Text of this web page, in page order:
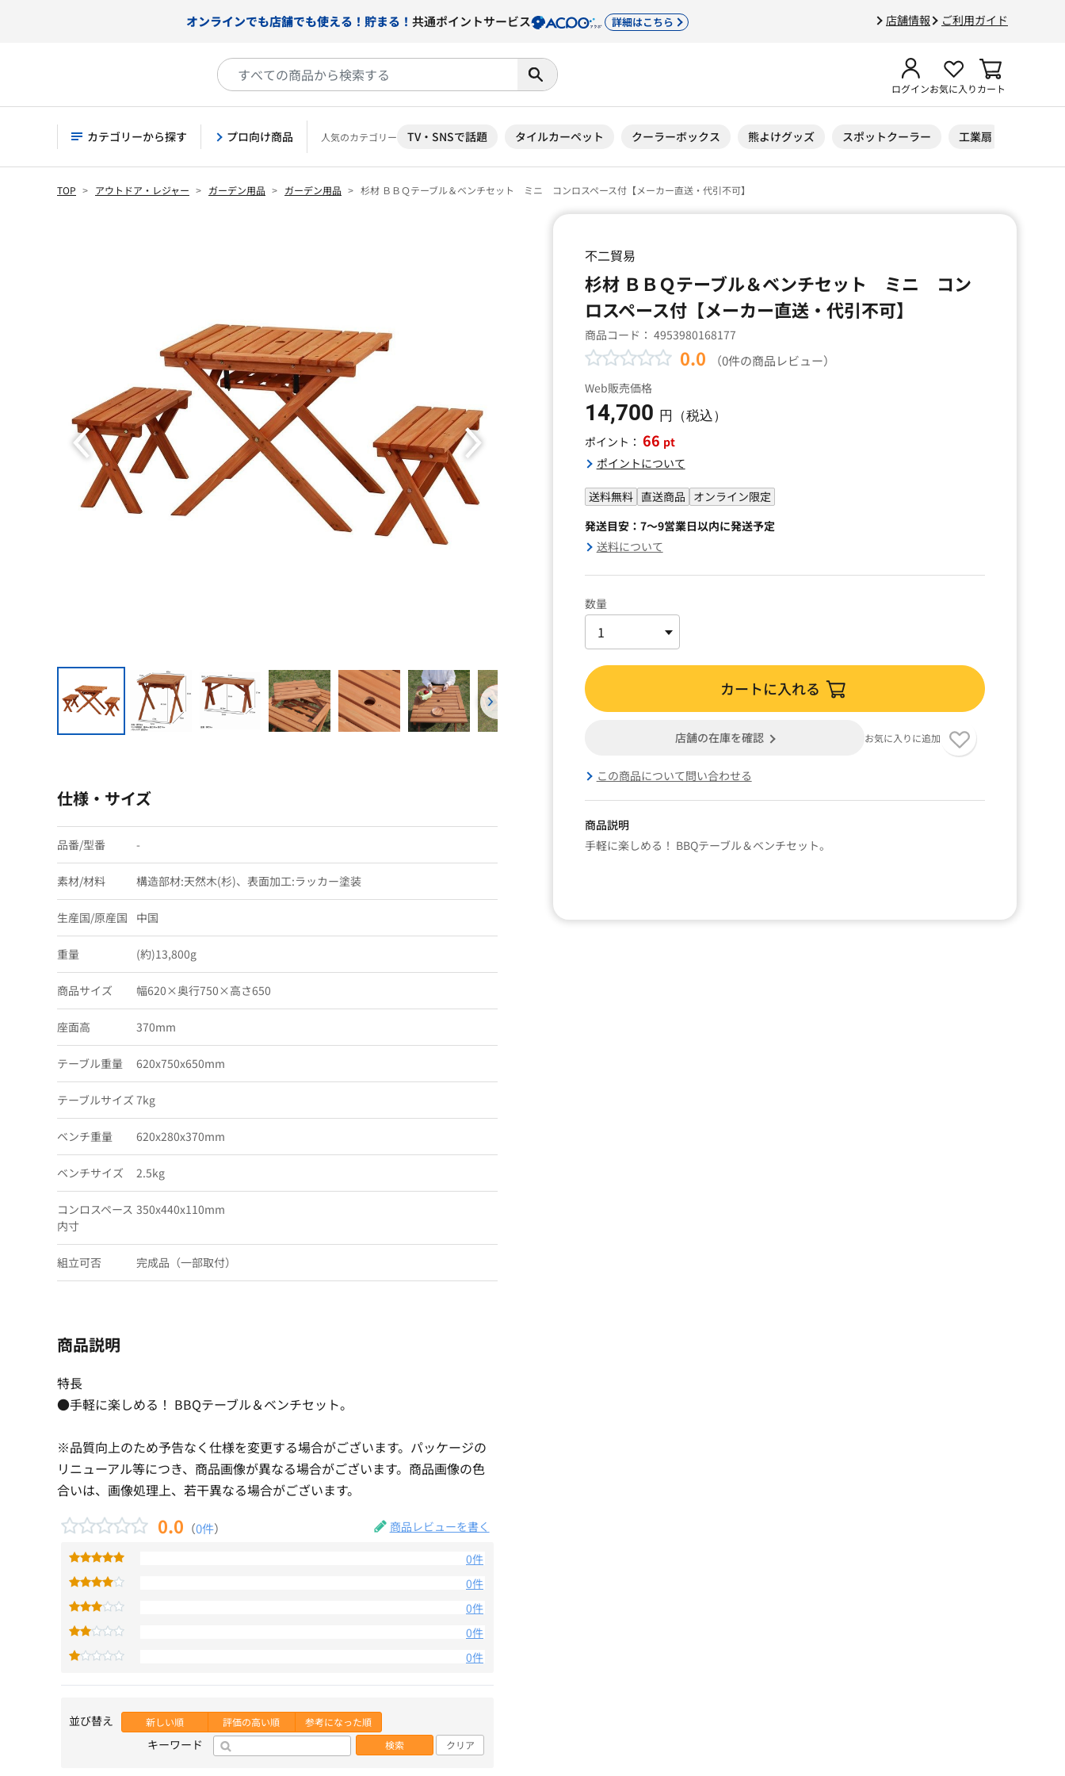
店舗情報 ご利用ガイド
オンラインでも店舗でも使える！貯まる！ 共通ポイントサービス 詳細はこちら
ログインお気に入りカート
カテゴリーから探す プロ向け商品 人気のカテゴリー TV・SNSで話題 タイルカーペット クーラーボックス 熊よけグッズ スポットクーラー 工業扇
TOP アウトドア・レジャー ガーデン用品 ガーデン用品 杉材 ＢＢＱテーブル＆ベンチセット ミニ コンロスペース付【メーカー直送・代引不可】
不二貿易
杉材 ＢＢＱテーブル＆ベンチセット ミニ コン
ロスペース付【メーカー直送・代引不可】
商品コード： 4953980168177
0.0 （0件の商品レビュー）
Web販売価格
14,700 円（税込）
ポイント： 66 pt
ポイントについて
送料無料 直送商品 オンライン限定
発送目安：7～9営業日以内に発送予定
送料について
数量
カートに入れる
店舗の在庫を確認 お気に入りに追加
この商品について問い合わせる
商品説明
手軽に楽しめる！ BBQテーブル＆ベンチセット。
仕様・サイズ
品番/型番 -
素材/材料 構造部材:天然木(杉)、表面加工:ラッカー塗装
生産国/原産国 中国
重量 (約)13,800g
商品サイズ 幅620×奥行750×高さ650
座面高 370mm
テーブル重量 620x750x650mm
テーブルサイズ 7kg
ベンチ重量 620x280x370mm
ベンチサイズ 2.5kg
コンロスペース
内寸
350x440x110mm
組立可否 完成品（一部取付）
商品説明
特長
●手軽に楽しめる！ BBQテーブル＆ベンチセット。
※品質向上のため予告なく仕様を変更する場合がございます。パッケージの
リニューアル等につき、商品画像が異なる場合がございます。商品画像の色
合いは、画像処理上、若干異なる場合がございます。
0.0 （0件） 商品レビューを書く
0件
0件
0件
0件
0件
並び替え 新しい順 評価の高い順 参考になった順
キーワード 検索 クリア